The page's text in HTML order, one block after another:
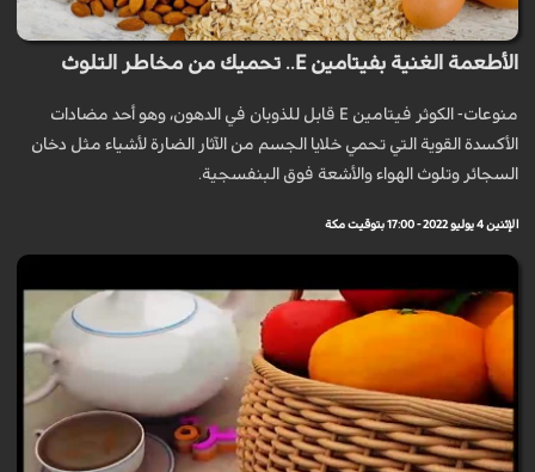
الأطعمة الغنية بفيتامين E.. تحميك من مخاطر التلوث
منوعات- الكوثر فيتامين E قابل للذوبان في الدهون، وهو أحد مضادات
الأكسدة القوية التي تحمي خلايا الجسم من الآثار الضارة لأشياء مثل دخان
السجائر وتلوث الهواء والأشعة فوق البنفسجية.
الإثنين 4 يوليو 2022 - 17:00 بتوقيت مكة